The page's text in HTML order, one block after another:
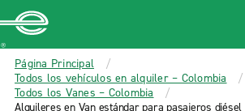
MAIN
CONTENT
Enterprise
Página Principal
Todos los vehículos en alquiler – Colombia
Todos los Vanes – Colombia
Alquileres en Van estándar para pasajeros diésel